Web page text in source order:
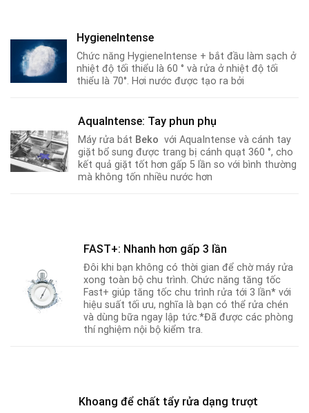
HygieneIntense
Chức năng HygieneIntense + bắt đầu làm sạch ở
nhiệt độ tối thiểu là 60 ° và rửa ở nhiệt độ tối
thiểu là 70°. Hơi nước được tạo ra bởi
AquaIntense: Tay phun phụ
Máy rửa bát Bekovới AquaIntense và cánh tay
giặt bổ sung được trang bị cánh quạt 360 °, cho
kết quả giặt tốt hơn gấp 5 lần so với bình thường
mà không tốn nhiều nước hơn
FAST+: Nhanh hơn gấp 3 lần
Đôi khi bạn không có thời gian để chờ máy rửa
xong toàn bộ chu trình. Chức năng tăng tốc
Fast+ giúp tăng tốc chu trình rửa tới 3 lần* với
hiệu suất tối ưu, nghĩa là bạn có thể rửa chén
và dùng bữa ngay lập tức.*Đã được các phòng
thí nghiệm nội bộ kiểm tra.
Khoang để chất tẩy rửa dạng trượt